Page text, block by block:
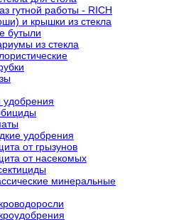
гутной работы - RICH
и крышки из стекла
бутыли
из стекла
удобрения
удобрения
от грызунов
от насекомых
минеральные